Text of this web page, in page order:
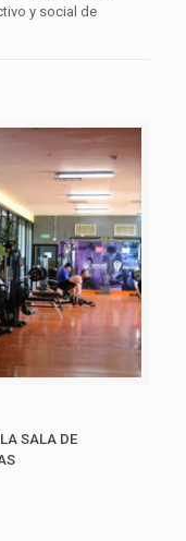
y social de
SALA DE